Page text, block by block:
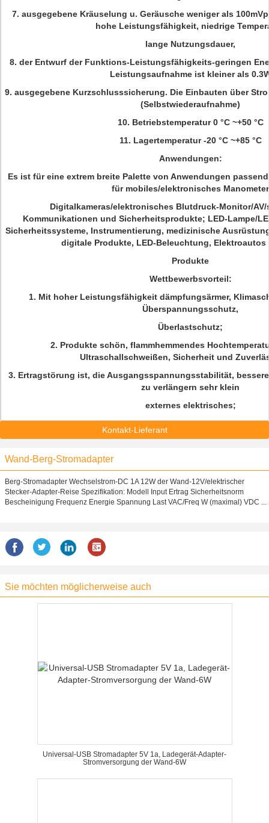
7. ausgegebene Kräuselung u. Geräusche weniger als
hohe Leistungsfähigkeit, niedrige
lange Nutzungsdauer,
8. der Entwurf der Funktions-Leistungsfähigkeits-geringen
Leistungsaufnahme ist kleiner als
9. ausgegebene Kurzschlusssicherung. Die Einbauten über
(Selbstwiederaufnahme)
10. Betriebstemperatur 0 °C ~+50 °C
11. Lagertemperatur -20 °C ~+85 °C
Anwendungen:
Es ist für eine extrem breite Palette von Anwendungen
für mobiles/elektronisches Manometer
Digitalkameras/elektronisches Blutdruck-Monitor/AV/
Kommunikationen und Sicherheitsprodukte; LED-Lampe/
Sicherheitssysteme, Instrumentierung, medizinische
digitale Produkte, LED-Beleuchtung, Elektroautos
Produkte
Wettbewerbsvorteil:
1. Mit hoher Leistungsfähigkeit dämpfungsärmer,
Überspannungsschutz,
Überlastschutz;
2. Produkte schön, flammhemmendes
Ultraschallschweißen, Sicherheit und
3. Ertragstörung ist, die Ausgangsspannungsstabilität,
zu verlängern sehr klein
externes elektrisches;
Kontakt-Lieferant
Wand-Berg-Stromadapter
Berg-Stromadapter Wechselstrom-DC 1A 12W der Wand-12V/elektrischer
Stecker-Adapter-Reise Spezifikation: Modell Input Ertrag Sicherheitsnorm
Bescheinigung Frequenz Energie Spannung Last VAC/Freq W (maximal) VDC ...
Sie möchten möglicherweise auch
Universal-USB Stromadapter 5V 1a, Ladegerät-Adapter-
Stromversorgung der Wand-6W